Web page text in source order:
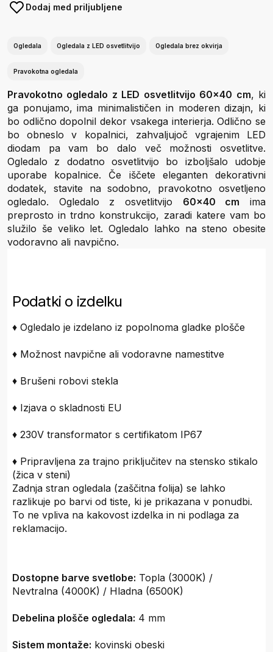
Dodaj med priljubljene
Ogledala Ogledala z LED osvetlitvijo Ogledala brez okvirja
Pravokotna ogledala
Pravokotno ogledalo z LED osvetlitvijo 60x40 cm, ki
ga ponujamo, ima minimalističen in moderen dizajn, ki
bo odlično dopolnil dekor vsakega interierja. Odlično se
bo obneslo v kopalnici, zahvaljujoč vgrajenim LED
diodam pa vam bo dalo več možnosti osvetlitve.
Ogledalo z dodatno osvetlitvijo bo izboljšalo udobje
uporabe kopalnice. Če iščete eleganten dekorativni
dodatek, stavite na sodobno, pravokotno osvetljeno
ogledalo. Ogledalo z osvetlitvijo 60x40 cm ima
preprosto in trdno konstrukcijo, zaradi katere vam bo
služilo še veliko let. Ogledalo lahko na steno obesite
vodoravno ali navpično.
Podatki o izdelku
♦ Ogledalo je izdelano iz popolnoma gladke plošče
♦ Možnost navpične ali vodoravne namestitve
♦ Brušeni robovi stekla
♦ Izjava o skladnosti EU
♦ 230V transformator s certifikatom IP67
♦ Pripravljena za trajno priključitev na stensko stikalo
(žica v steni)
Zadnja stran ogledala (zaščitna folija) se lahko
razlikuje po barvi od tiste, ki je prikazana v ponudbi.
To ne vpliva na kakovost izdelka in ni podlaga za
reklamacijo.
Dostopne barve svetlobe: Topla (3000K) /
Nevtralna (4000K) / Hladna (6500K)
Debelina plošče ogledala: 4 mm
Sistem montaže: kovinski obeski